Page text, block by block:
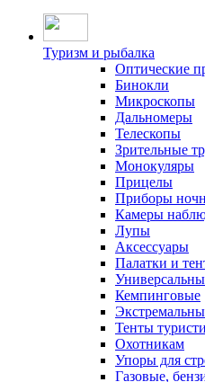
Туризм и рыбалка
Оптические
Бинокли
Микроскопы
Дальномеры
Телескопы
Зрительные
Монокуляры
Прицелы
Приборы
Камеры
Лупы
Аксессуары
Палатки и
Кемпинговые
Тенты
Охотникам
Упоры для
Газовые,